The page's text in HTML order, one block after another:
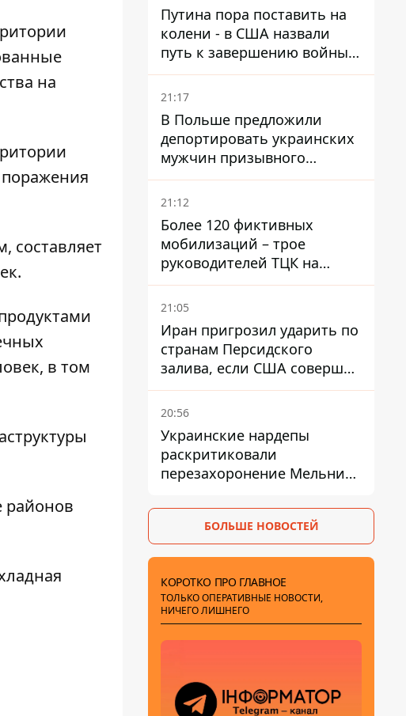
на
поражения
составляет
в том
районов
Путина пора поставить на
колени - в США назвали
путь к завершению войны -
National Security Journal
21:17
В Польше предложили
депортировать украинских
мужчин призывного
возраста - кого это может
затронуть
21:12
Более 120 фиктивных
мобилизаций – трое
руководителей ТЦК на
Волыни и Буковине
получили подозрения за
21:05
Иран пригрозил ударить по
странам Персидского
залива, если США совершат
хотя бы одну атаку - Reuters
20:56
Украинские нардепы
раскритиковали
перезахоронение Мельника
дипломатической изоляции
БОЛЬШЕ НОВОСТЕЙ
КОРОТКО ПРО ГЛАВНОЕ
ТОЛЬКО ОПЕРАТИВНЫЕ НОВОСТИ,
НИЧЕГО ЛИШНЕГО